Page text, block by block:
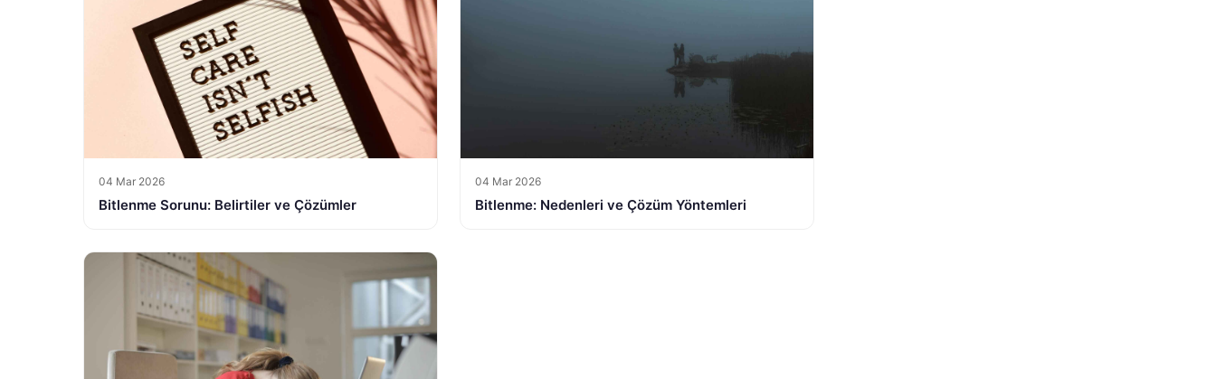
04 Mar 2026
Bitlenme Sorunu: Belirtiler ve Çözümler
04 Mar 2026
Bitlenme: Nedenleri ve Çözüm Yöntemleri